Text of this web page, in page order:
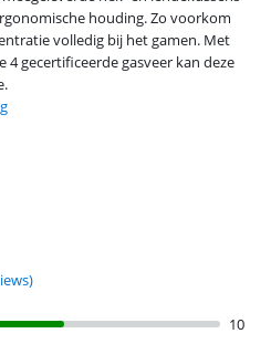
houding. Zo voorkom
volledig bij het gamen. Met
4 gecertificeerde gasveer kan deze
op 18 reviews.
10